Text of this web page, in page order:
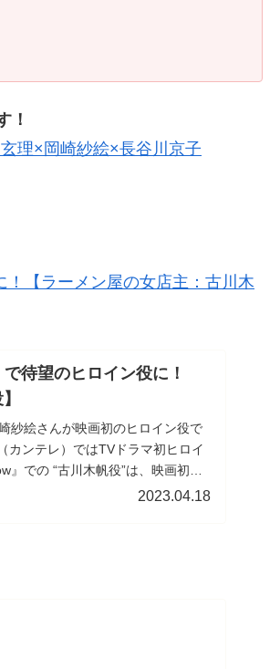
！
理×岡崎紗絵×長谷川京子
！【ラーメン屋の女店主：古川木
待望のヒロイン役に！
紗絵さんが映画初のヒロイン役で
カンテレ）ではTVドラマ初ヒロイ
』での “古川木帆役”は、映画初の
2023.04.18